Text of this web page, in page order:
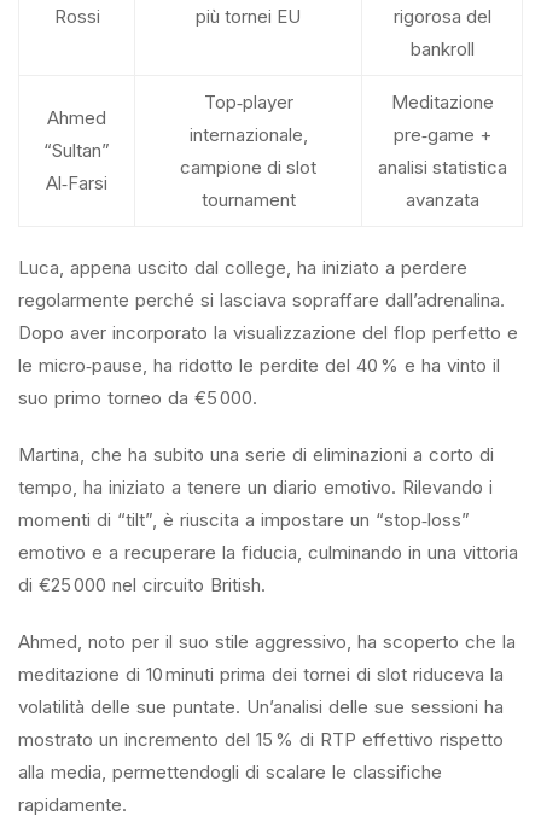
Rossi più tornei EU
rigorosa del
bankroll
Ahmed
“Sultan”
Al‑Farsi
Top‑player
internazionale,
campione di slot
tournament
Meditazione
pre‑game +
analisi statistica
avanzata
Luca, appena uscito dal college, ha iniziato a perdere
regolarmente perché si lasciava sopraffare dall’adrenalina.
Dopo aver incorporato la visualizzazione del flop perfetto e
le micro‑pause, ha ridotto le perdite del 40 % e ha vinto il
suo primo torneo da €5 000.
Martina, che ha subito una serie di eliminazioni a corto di
tempo, ha iniziato a tenere un diario emotivo. Rilevando i
momenti di “tilt”, è riuscita a impostare un “stop‑loss”
emotivo e a recuperare la fiducia, culminando in una vittoria
di €25 000 nel circuito British.
Ahmed, noto per il suo stile aggressivo, ha scoperto che la
meditazione di 10 minuti prima dei tornei di slot riduceva la
volatilità delle sue puntate. Un’analisi delle sue sessioni ha
mostrato un incremento del 15 % di RTP effettivo rispetto
alla media, permettendogli di scalare le classifiche
rapidamente.